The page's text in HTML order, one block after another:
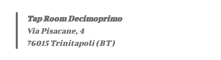
Tap Room Decimoprimo
Via Pisacane, 4
76015 Trinitapoli (BT)